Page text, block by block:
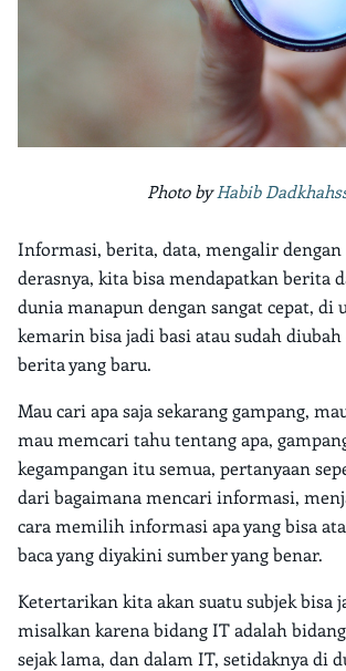
Photo byHabib
Informasi, berita, data, mengalir dengan
derasnya, kita bisa mendapatkan berita
dunia manapun dengan sangat cepat, di
kemarin bisa jadi basi atau sudah
berita yang baru.
Mau cari apa saja sekarang gampang,
mau memcari tahu tentang apa,
kegampangan itu semua, pertanyaan
dari bagaimana mencari informasi,
cara memilih informasi apa yang bisa
baca yang diyakini sumber yang benar.
Ketertarikan kita akan suatu subjek bisa
misalkan karena bidang IT adalah
sejak lama, dan dalam IT, setidaknya di